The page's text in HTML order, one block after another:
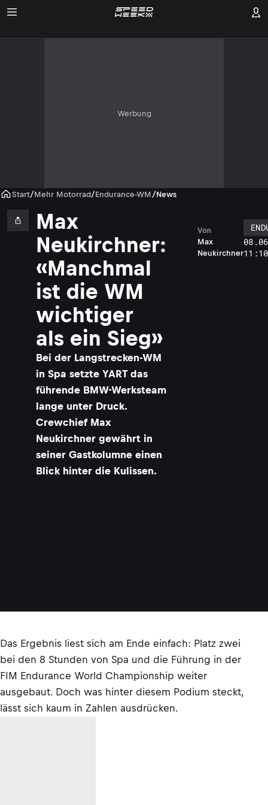
Werbung
Start/Mehr Motorrad/Endurance-WM /News
Max
Neukirchner:
«Manchmal
ist die WM
wichtiger
als ein Sieg»
Bei der Langstrecken-WM
in Spa setzte YART das
führende BMW-Werksteam
lange unter Druck.
Crewchief Max
Neukirchner gewährt in
seiner Gastkolumne einen
Blick hinter die Kulissen.
Max
Neukirchner
Von
11:10
Das Ergebnis liest sich am Ende einfach: Platz zwei
bei den 8 Stunden von Spa und die Führung in der
FIM Endurance World Championship weiter
ausgebaut. Doch was hinter diesem Podium steckt,
lässt sich kaum in Zahlen ausdrücken.